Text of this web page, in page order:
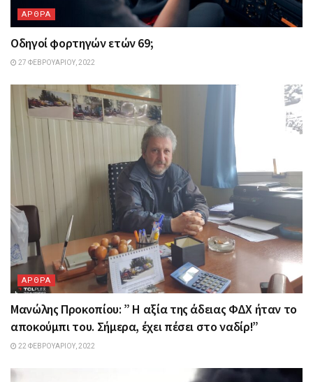
ΑΡΘΡΑ
Οδηγοί φορτηγών ετών 69;
27 ΦΕΒΡΟΥΑΡΊΟΥ, 2022
ΑΡΘΡΑ
Μανώλης Προκοπίου: ” H αξία της άδειας ΦΔΧ ήταν το
αποκούμπι του. Σήμερα, έχει πέσει στο ναδίρ!”
22 ΦΕΒΡΟΥΑΡΊΟΥ, 2022